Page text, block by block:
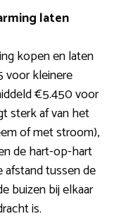
laten
kopen en laten
voor kleinere
€5.450 voor
sterk af van het
of met stroom),
de hart-op-hart
afstand tussen de
buizen bij elkaar
is.